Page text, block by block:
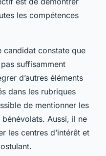
les compétences
candidat constate que
suffisamment
d’autres éléments
dans les rubriques
de mentionner les
Aussi, il ne
les centres d’intérêt et